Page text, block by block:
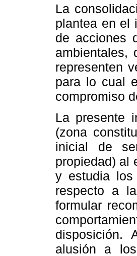
La
plantea en el
de acciones
ambientales,
representen
para lo cual
compromiso
La presente
(zona
inicial de
propiedad) al
y estudia los
respecto a
formular
disposición.
alusión a